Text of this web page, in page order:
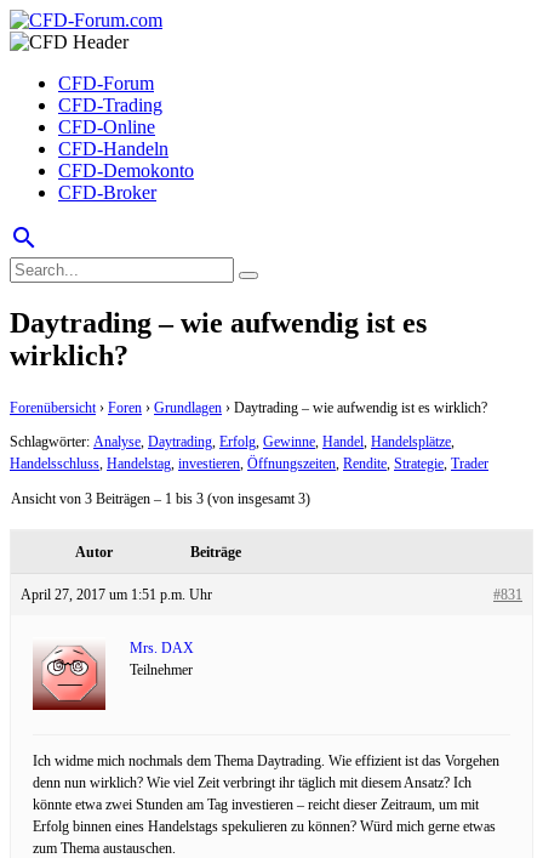
CFD-Forum
CFD-Trading
CFD-Online
CFD-Handeln
CFD-Demokonto
CFD-Broker
search
Daytrading – wie aufwendig ist es
wirklich?
Forenübersicht › Foren › Grundlagen › Daytrading – wie aufwendig ist es wirklich?
Schlagwörter: Analyse, Daytrading, Erfolg, Gewinne, Handel, Handelsplätze,
Handelsschluss, Handelstag, investieren, Öffnungszeiten, Rendite, Strategie, Trader
Ansicht von 3 Beiträgen – 1 bis 3 (von insgesamt 3)
Autor Beiträge
April 27, 2017 um 1:51 p.m. Uhr #831
Mrs. DAX
Teilnehmer
Ich widme mich nochmals dem Thema Daytrading. Wie effizient ist das Vorgehen
denn nun wirklich? Wie viel Zeit verbringt ihr täglich mit diesem Ansatz? Ich
könnte etwa zwei Stunden am Tag investieren – reicht dieser Zeitraum, um mit
Erfolg binnen eines Handelstags spekulieren zu können? Würd mich gerne etwas
zum Thema austauschen.